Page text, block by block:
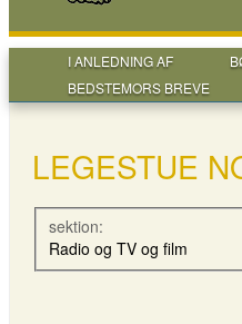
I ANLEDNING AF
BEDSTEMORS BREVE
LEGESTUE
sektion:
Radio og TV og film